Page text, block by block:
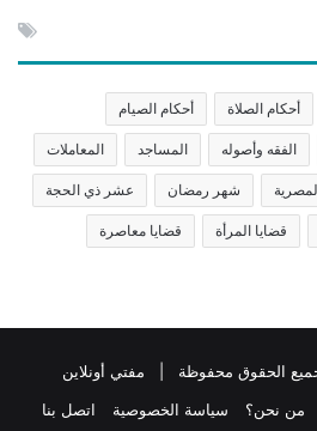
أحكام الصلاة أحكام الصيام
الفقه وأصوله المساجد المعاملات
شهر رمضان عشر ذي الحجة
قضايا المرأة قضايا معاصرة
من نحن؟ سياسة الخصوصية اتصل بنا